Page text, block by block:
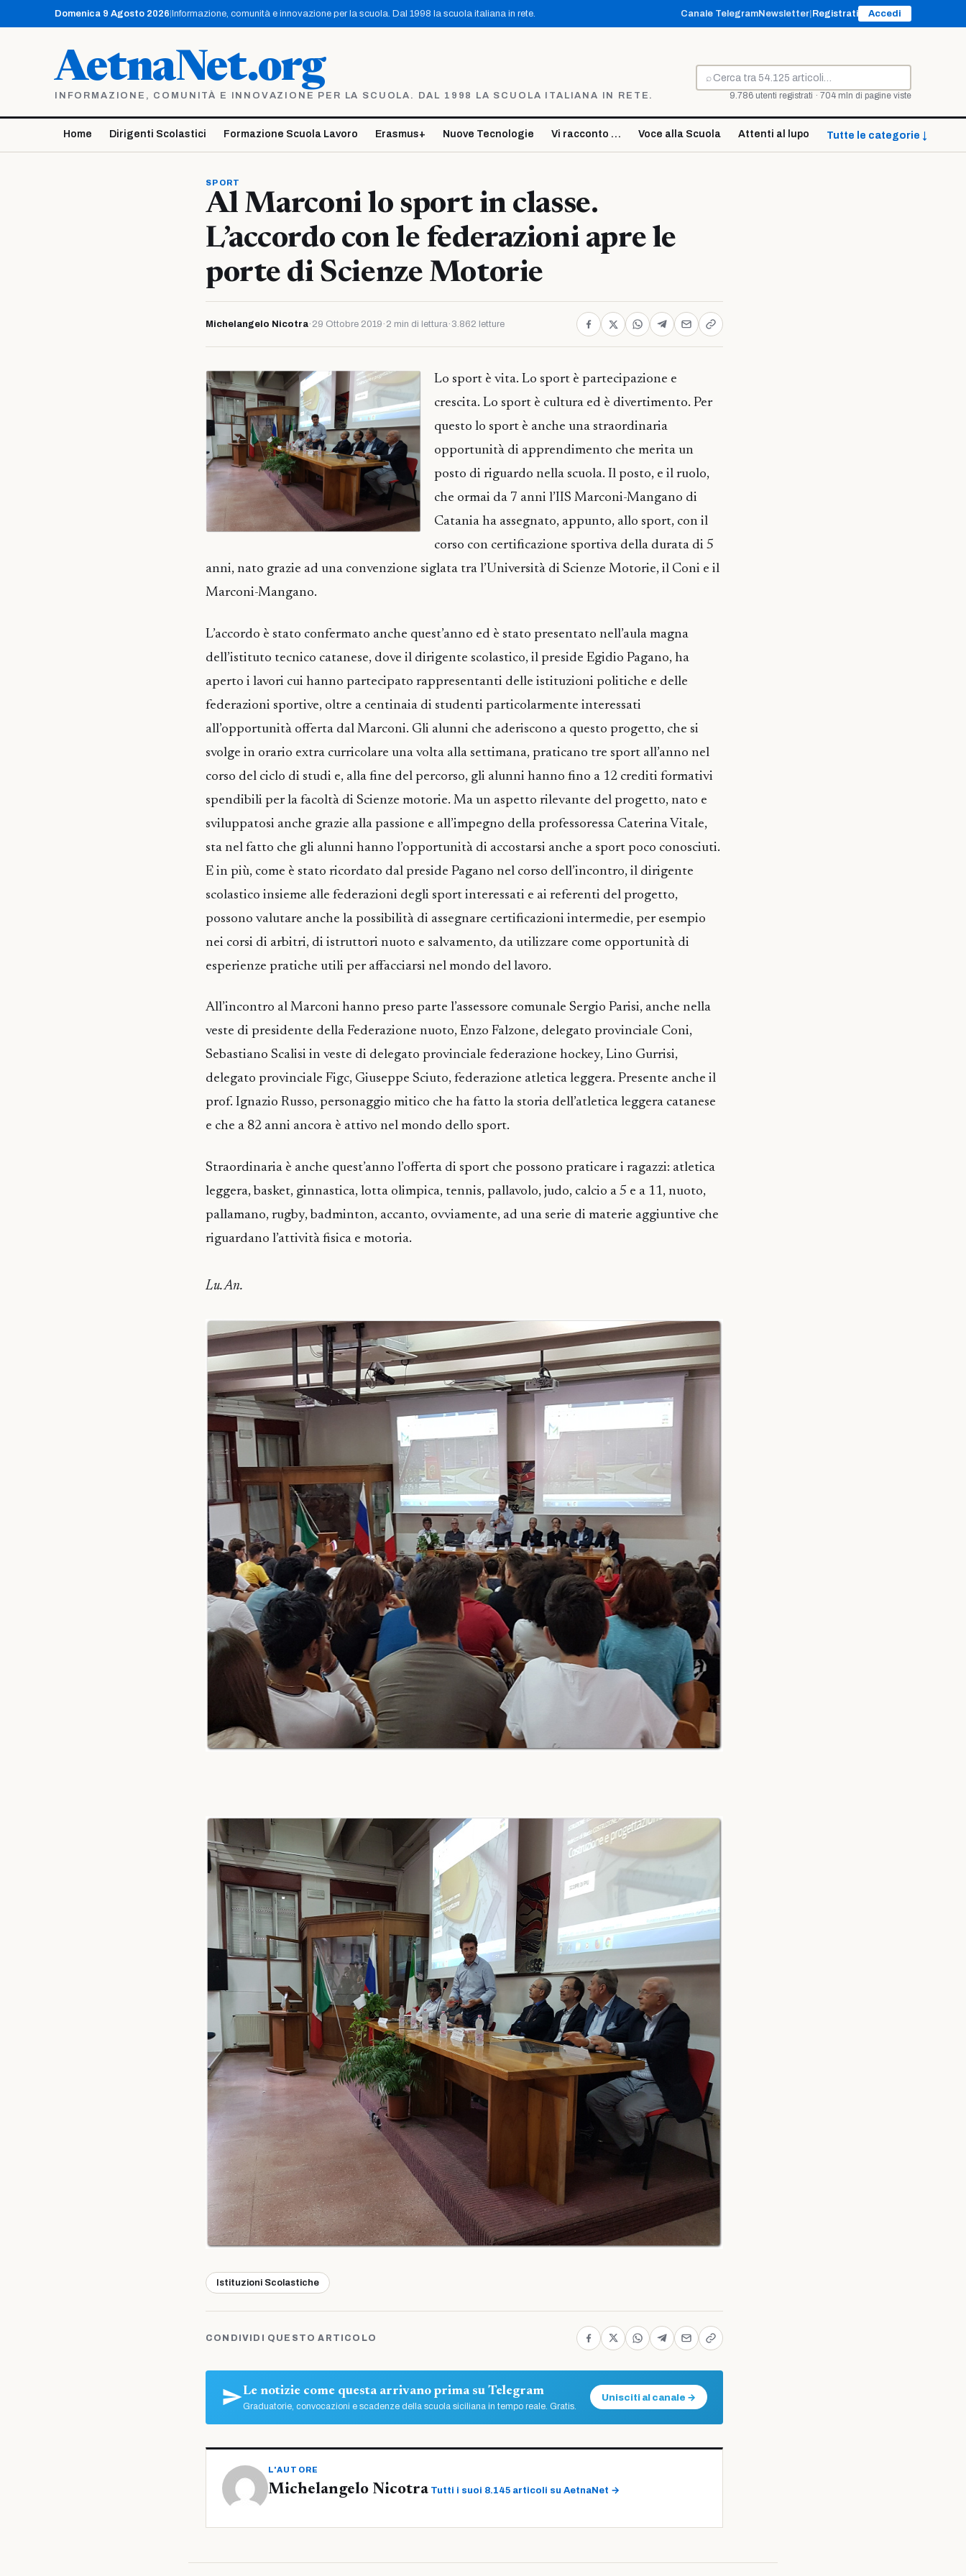
contenuto
Domenica 9 Agosto 2026 Informazione, comunità e innovazione per la scuola. Dal 1998 la scuola italiana in rete. Canale TelegramNewsletter Registrati Accedi
AetnaNet.org
INFORMAZIONE, COMUNITÀ E INNOVAZIONE PER LA SCUOLA. DAL 1998 LA SCUOLA ITALIANA IN RETE.
⌕
Cerca
9.786 utenti registrati · 704 mln di pagine viste
Home Dirigenti Scolastici Formazione Scuola Lavoro Erasmus+ Nuove Tecnologie Vi racconto … Voce alla Scuola Attenti al lupo Tutte le categorie ↓
SPORT
Al Marconi lo sport in classe.
L’accordo con le federazioni apre le
porte di Scienze Motorie
Michelangelo Nicotra· 29 Ottobre 2019 · 2 min di lettura· 3.862 letture
Lo sport è vita. Lo sport è partecipazione e
crescita. Lo sport è cultura ed è divertimento. Per
questo lo sport è anche una straordinaria
opportunità di apprendimento che merita un
posto di riguardo nella scuola. Il posto, e il ruolo,
che ormai da 7 anni l’IIS Marconi-Mangano di
Catania ha assegnato, appunto, allo sport, con il
corso con certificazione sportiva della durata di 5
anni, nato grazie ad una convenzione siglata tra l’Università di Scienze Motorie, il Coni e il
Marconi-Mangano.
L’accordo è stato confermato anche quest’anno ed è stato presentato nell’aula magna
dell’istituto tecnico catanese, dove il dirigente scolastico, il preside Egidio Pagano, ha
aperto i lavori cui hanno partecipato rappresentanti delle istituzioni politiche e delle
federazioni sportive, oltre a centinaia di studenti particolarmente interessati
all’opportunità offerta dal Marconi. Gli alunni che aderiscono a questo progetto, che si
svolge in orario extra curricolare una volta alla settimana, praticano tre sport all’anno nel
corso del ciclo di studi e, alla fine del percorso, gli alunni hanno fino a 12 crediti formativi
spendibili per la facoltà di Scienze motorie. Ma un aspetto rilevante del progetto, nato e
sviluppatosi anche grazie alla passione e all’impegno della professoressa Caterina Vitale,
sta nel fatto che gli alunni hanno l’opportunità di accostarsi anche a sport poco conosciuti.
E in più, come è stato ricordato dal preside Pagano nel corso dell’incontro, il dirigente
scolastico insieme alle federazioni degli sport interessati e ai referenti del progetto,
possono valutare anche la possibilità di assegnare certificazioni intermedie, per esempio
nei corsi di arbitri, di istruttori nuoto e salvamento, da utilizzare come opportunità di
esperienze pratiche utili per affacciarsi nel mondo del lavoro.
All’incontro al Marconi hanno preso parte l’assessore comunale Sergio Parisi, anche nella
veste di presidente della Federazione nuoto, Enzo Falzone, delegato provinciale Coni,
Sebastiano Scalisi in veste di delegato provinciale federazione hockey, Lino Gurrisi,
delegato provinciale Figc, Giuseppe Sciuto, federazione atletica leggera. Presente anche il
prof. Ignazio Russo, personaggio mitico che ha fatto la storia dell’atletica leggera catanese
e che a 82 anni ancora è attivo nel mondo dello sport.
Straordinaria è anche quest’anno l’offerta di sport che possono praticare i ragazzi: atletica
leggera, basket, ginnastica, lotta olimpica, tennis, pallavolo, judo, calcio a 5 e a 11, nuoto,
pallamano, rugby, badminton, accanto, ovviamente, ad una serie di materie aggiuntive che
riguardano l’attività fisica e motoria.
Lu. An.
Istituzioni Scolastiche
CONDIVIDI QUESTO ARTICOLO
Le notizie come questa arrivano prima su Telegram
Graduatorie, convocazioni e scadenze della scuola siciliana in tempo reale. Gratis.
Unisciti al canale →
L'AUTORE
Michelangelo Nicotra Tutti i suoi 8.145 articoli su AetnaNet →